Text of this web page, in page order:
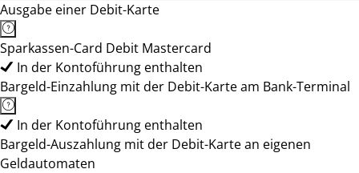
Ausgabe einer Debit-Karte
Sparkassen-Card Debit Mastercard
In der Kontoführung enthalten
Bargeld-Einzahlung mit der Debit-Karte am Bank-Terminal
In der Kontoführung enthalten
Bargeld-Auszahlung mit der Debit-Karte an eigenen
Geldautomaten